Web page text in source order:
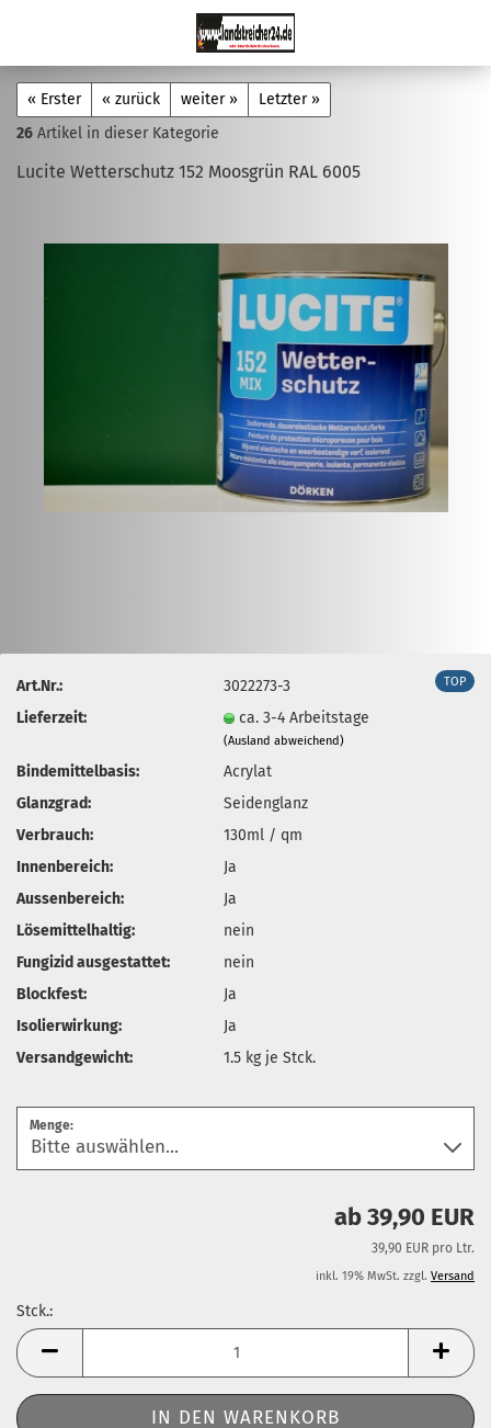
« Erster « zurück weiter »
Letzter »
26 Artikel in dieser Kategorie
Lucite Wetterschutz 152 Moosgrün RAL 6005
TOP
Art.Nr.:
3022273-3
Lieferzeit:
ca. 3-4 Arbeitstage
(Ausland abweichend)
Bindemittelbasis:
Acrylat
Glanzgrad:
Seidenglanz
Verbrauch:
130ml / qm
Innenbereich:
Ja
Aussenbereich:
Ja
Lösemittelhaltig:
nein
Fungizid ausgestattet:
nein
Blockfest:
Ja
Isolierwirkung:
Ja
Versandgewicht:
1.5 kg je Stck.
Menge:
ab 39,90 EUR
39,90 EUR pro Ltr.
inkl. 19% MwSt. zzgl. Versand
Stck.:
Stck.